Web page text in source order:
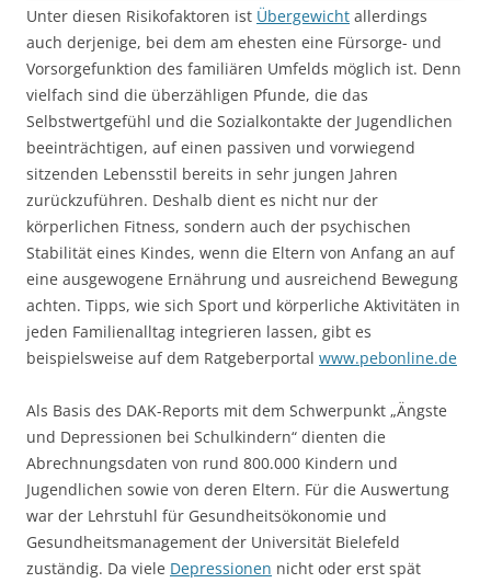
Unter diesen Risikofaktoren ist Übergewicht allerdings
auch derjenige, bei dem am ehesten eine Fürsorge- und
Vorsorgefunktion des familiären Umfelds möglich ist. Denn
vielfach sind die überzähligen Pfunde, die das
Selbstwertgefühl und die Sozialkontakte der Jugendlichen
beeinträchtigen, auf einen passiven und vorwiegend
sitzenden Lebensstil bereits in sehr jungen Jahren
zurückzuführen. Deshalb dient es nicht nur der
körperlichen Fitness, sondern auch der psychischen
Stabilität eines Kindes, wenn die Eltern von Anfang an auf
eine ausgewogene Ernährung und ausreichend Bewegung
achten. Tipps, wie sich Sport und körperliche Aktivitäten in
jeden Familienalltag integrieren lassen, gibt es
beispielsweise auf dem Ratgeberportal www.pebonline.de
Als Basis des DAK-Reports mit dem Schwerpunkt „Ängste
und Depressionen bei Schulkindern“ dienten die
Abrechnungsdaten von rund 800.000 Kindern und
Jugendlichen sowie von deren Eltern. Für die Auswertung
war der Lehrstuhl für Gesundheitsökonomie und
Gesundheitsmanagement der Universität Bielefeld
zuständig. Da viele Depressionen nicht oder erst spät